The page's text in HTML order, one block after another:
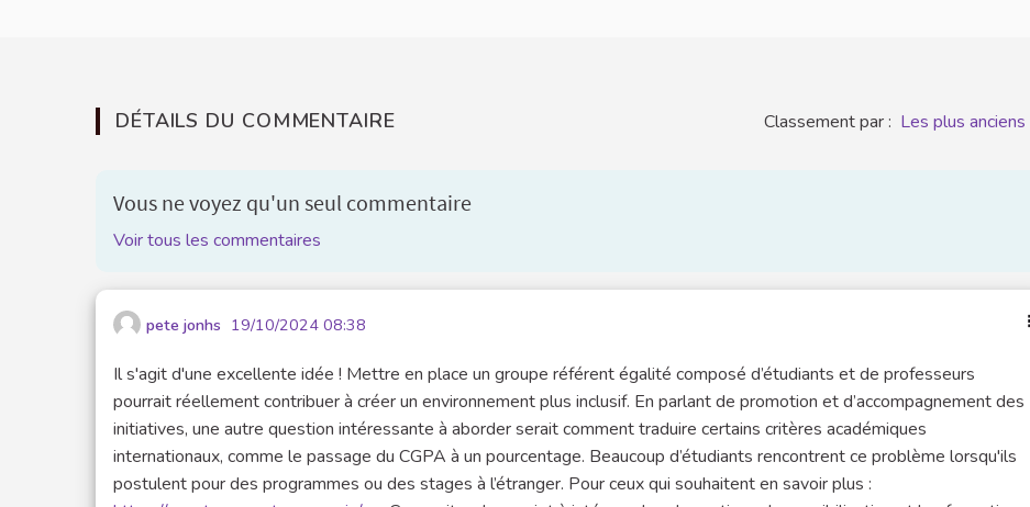
DÉTAILS DU COMMENTAIRE Classement par : Les plus anciens
Vous ne voyez qu'un seul commentaire
Voir tous les commentaires
pete jonhs 19/10/2024 08:38
Il s'agit d'une excellente idée ! Mettre en place un groupe référent égalité composé d’étudiants et de professeurs
pourrait réellement contribuer à créer un environnement plus inclusif. En parlant de promotion et d’accompagnement des
initiatives, une autre question intéressante à aborder serait comment traduire certains critères académiques
internationaux, comme le passage du CGPA à un pourcentage. Beaucoup d’étudiants rencontrent ce problème lorsqu'ils
postulent pour des programmes ou des stages à l’étranger. Pour ceux qui souhaitent en savoir plus :